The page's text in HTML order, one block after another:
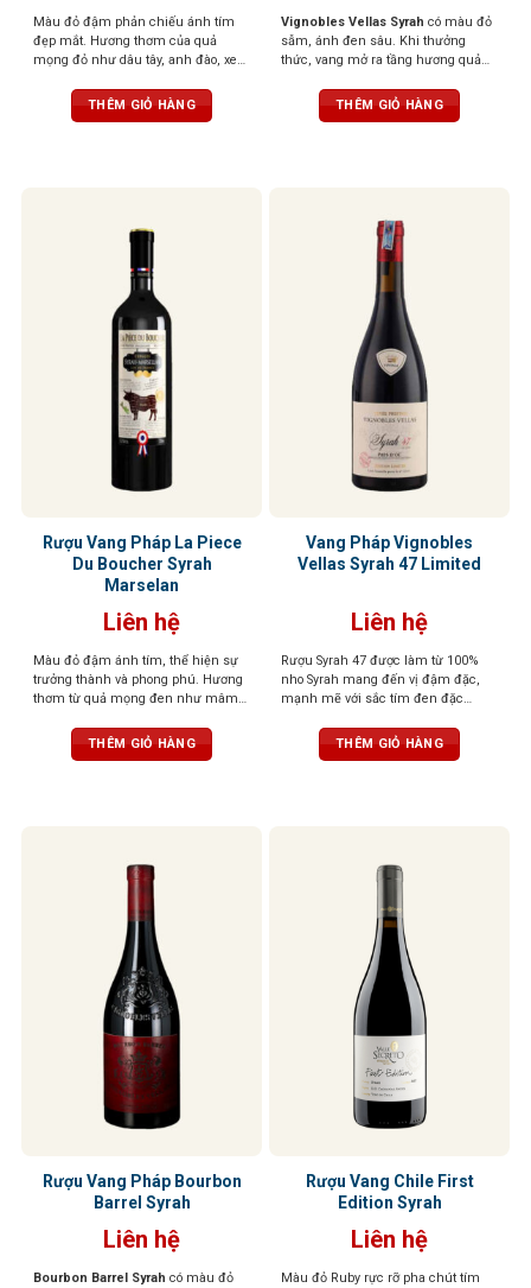
Màu đỏ đậm phản chiếu ánh tím
đẹp mắt. Hương thơm của quả
mọng đỏ như dâu tây, anh đào, xen
hương, tuyết tùng tạo nên một tầng
hương phức hợp, gợi cảm và sống
THÊM GIỎ HÀNG
Vignobles Vellas Syrah có màu đỏ
sẫm, ánh đen sâu. Khi thưởng
thức, vang mở ra tầng hương quả
chín, xen lẫn hương gia vị nhẹ, tiêu
đen, thảo mộc và chút vị khói ấm
THÊM GIỎ HÀNG
Rượu Vang Pháp La Piece
Du Boucher Syrah
Marselan
Liên hệ
Màu đỏ đậm ánh tím, thể hiện sự
trưởng thành và phong phú. Hương
thơm từ quả mọng đen như mâm
phê và vani. Vị rượu mạnh mẽ với
tannin mềm mại, hậu vị dài và ấm
THÊM GIỎ HÀNG
Vang Pháp Vignobles
Vellas Syrah 47 Limited
Liên hệ
Rượu Syrah 47 được làm từ 100%
nho Syrah mang đến vị đậm đặc,
mạnh mẽ với sắc tím đen đặc
quả đen như mận, mâm xôi, anh
đào. Sau đó, đến mùi vị sắc nét hơn
THÊM GIỎ HÀNG
Rượu Vang Pháp Bourbon
Barrel Syrah
Liên hệ
Bourbon Barrel Syrah có màu đỏ
Rượu Vang Chile First
Edition Syrah
Liên hệ
Màu đỏ Ruby rực rỡ pha chút tím